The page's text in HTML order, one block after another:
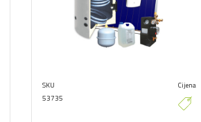
SKU
53735
Cijena